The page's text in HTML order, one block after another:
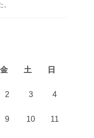
金 土 日
2 3 4
9 10 11